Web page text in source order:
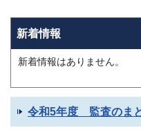
新着情報
新着情報はありません。
令和5年度 監査のま